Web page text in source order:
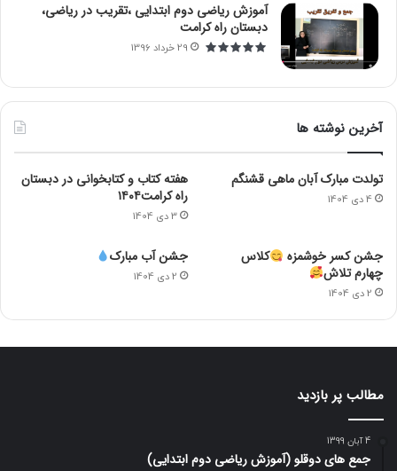
آموزش ریاضی دوم ابتدایی ،تقریب در ریاضی،
دبستان راه کرامت
29 خرداد 1396
آخرین نوشته ها
تولدت مبارک آبان ماهی قشنگم
4 دی 1404
هفته کتاب و کتابخوانی در دبستان
راه کرامت۱۴۰۴
3 دی 1404
جشن کسر خوشمزه
کلاس
چهارم تلاش
2 دی 1404
جشن آب مبارک
2 دی 1404
مطالب پر بازدید
4 آبان 1399
جمع های دوقلو (آموزش ریاضی دوم ابتدایی)